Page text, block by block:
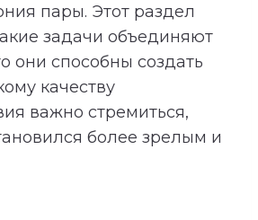
пары. Этот раздел
задачи объединяют
они способны создать
качеству
важно стремиться,
более зрелым и